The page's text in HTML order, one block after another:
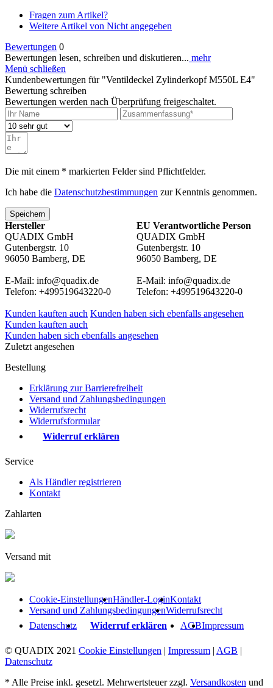
Fragen zum Artikel?
Weitere Artikel von Nicht angegeben
Bewertungen 0
Bewertungen lesen, schreiben und diskutieren... mehr
Menü schließen
Kundenbewertungen für "Ventildeckel Zylinderkopf M550L E4"
Bewertung schreiben
Bewertungen werden nach Überprüfung freigeschaltet.
Die mit einem * markierten Felder sind Pflichtfelder.
Ich habe die Datenschutzbestimmungen zur Kenntnis genommen.
Speichern
Hersteller
QUADIX GmbH
Gutenbergstr. 10
96050 Bamberg, DE
E-Mail: info@quadix.de
Telefon: +499519643220-0
EU Verantwortliche Person
QUADIX GmbH
Gutenbergstr. 10
96050 Bamberg, DE
E-Mail: info@quadix.de
Telefon: +499519643220-0
Kunden kauften auch Kunden haben sich ebenfalls angesehen
Kunden kauften auch
Kunden haben sich ebenfalls angesehen
Zuletzt angesehen
Bestellung
Erklärung zur Barrierefreiheit
Versand und Zahlungsbedingungen
Widerrufsrecht
Widerrufsformular
Widerruf erklären
Service
Als Händler registrieren
Kontakt
Zahlarten
Versand mit
Cookie-EinstellungenHändler-LoginKontakt
Versand und ZahlungsbedingungenWiderrufsrecht
Datenschutz
Widerruf erklären AGBImpressum
© QUADIX 2021 Cookie Einstellungen | Impressum | AGB |
Datenschutz
* Alle Preise inkl. gesetzl. Mehrwertsteuer zzgl. Versandkosten und